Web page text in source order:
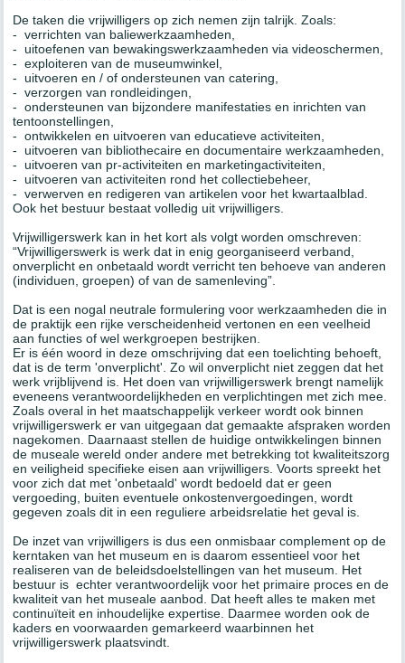
De taken die vrijwilligers op zich nemen zijn talrijk. Zoals:
- verrichten van baliewerkzaamheden,
- uitoefenen van bewakingswerkzaamheden via videoschermen,
- exploiteren van de museumwinkel,
- uitvoeren en / of ondersteunen van catering,
- verzorgen van rondleidingen,
- ondersteunen van bijzondere manifestaties en inrichten van
tentoonstellingen,
- ontwikkelen en uitvoeren van educatieve activiteiten,
- uitvoeren van bibliothecaire en documentaire werkzaamheden,
- uitvoeren van pr-activiteiten en marketingactiviteiten,
- uitvoeren van activiteiten rond het collectiebeheer,
- verwerven en redigeren van artikelen voor het kwartaalblad.
Ook het bestuur bestaat volledig uit vrijwilligers.
Vrijwilligerswerk kan in het kort als volgt worden omschreven:
“Vrijwilligerswerk is werk dat in enig georganiseerd verband,
onverplicht en onbetaald wordt verricht ten behoeve van anderen
(individuen, groepen) of van de samenleving”.
Dat is een nogal neutrale formulering voor werkzaamheden die in
de praktijk een rijke verscheidenheid vertonen en een veelheid
aan functies of wel werkgroepen bestrijken.
Er is één woord in deze omschrijving dat een toelichting behoeft,
dat is de term 'onverplicht'. Zo wil onverplicht niet zeggen dat het
werk vrijblijvend is. Het doen van vrijwilligerswerk brengt namelijk
eveneens verantwoordelijkheden en verplichtingen met zich mee.
Zoals overal in het maatschappelijk verkeer wordt ook binnen
vrijwilligerswerk er van uitgegaan dat gemaakte afspraken worden
nagekomen. Daarnaast stellen de huidige ontwikkelingen binnen
de museale wereld onder andere met betrekking tot kwaliteitszorg
en veiligheid specifieke eisen aan vrijwilligers. Voorts spreekt het
voor zich dat met 'onbetaald' wordt bedoeld dat er geen
vergoeding, buiten eventuele onkostenvergoedingen, wordt
gegeven zoals dit in een reguliere arbeidsrelatie het geval is.
De inzet van vrijwilligers is dus een onmisbaar complement op de
kerntaken van het museum en is daarom essentieel voor het
realiseren van de beleidsdoelstellingen van het museum. Het
bestuur is echter verantwoordelijk voor het primaire proces en de
kwaliteit van het museale aanbod. Dat heeft alles te maken met
continuïteit en inhoudelijke expertise. Daarmee worden ook de
kaders en voorwaarden gemarkeerd waarbinnen het
vrijwilligerswerk plaatsvindt.